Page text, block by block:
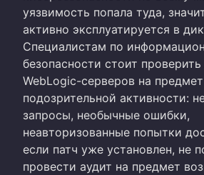
уязвимость попала туда,
активно эксплуатируется в
Специалистам по
безопасности стоит
WebLogic-серверов на предмет
подозрительной активности:
запросы, необычные ошибки,
неавторизованные попытки
если патч уже установлен, не
провести аудит на предмет